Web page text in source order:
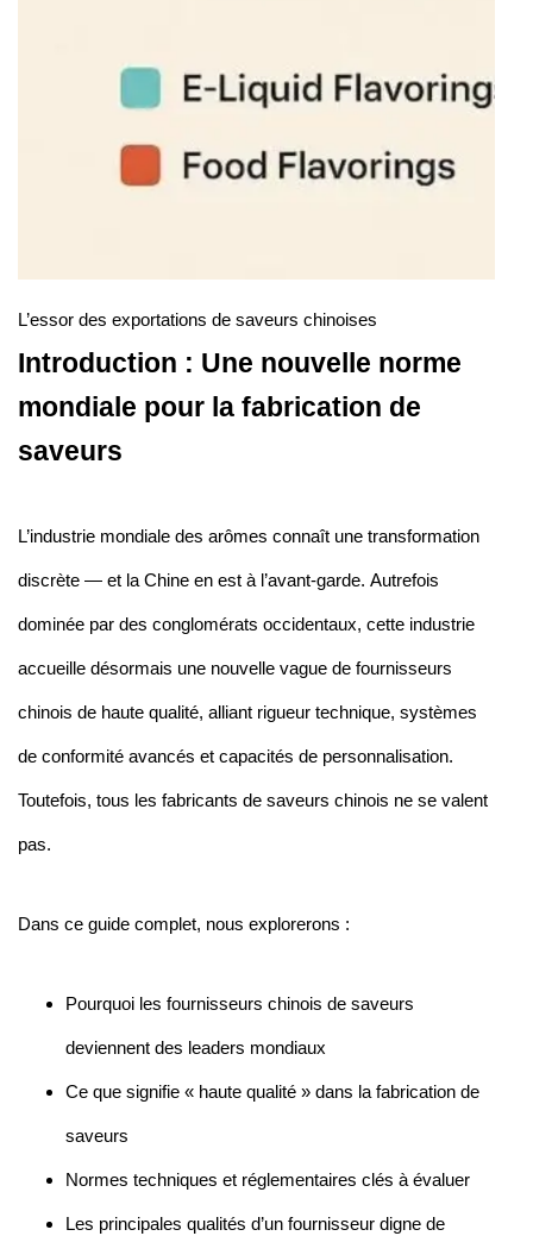
L’essor des exportations de saveurs chinoises
Introduction : Une nouvelle norme
mondiale pour la fabrication de
saveurs
L’industrie mondiale des arômes connaît une transformation
discrète — et la Chine en est à l’avant-garde. Autrefois
dominée par des conglomérats occidentaux, cette industrie
accueille désormais une nouvelle vague de fournisseurs
chinois de haute qualité, alliant rigueur technique, systèmes
de conformité avancés et capacités de personnalisation.
Toutefois, tous les fabricants de saveurs chinois ne se valent
pas.
Dans ce guide complet, nous explorerons :
Pourquoi les fournisseurs chinois de saveurs
deviennent des leaders mondiaux
Ce que signifie « haute qualité » dans la fabrication de
saveurs
Normes techniques et réglementaires clés à évaluer
Les principales qualités d’un fournisseur digne de